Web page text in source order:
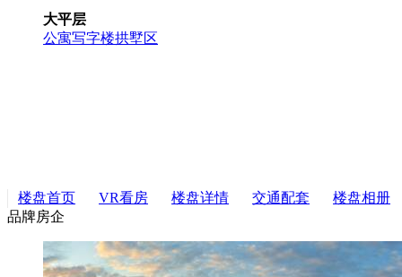
大平层
公寓写字楼拱墅区
楼盘首页 VR看房 楼盘详情 交通配套
楼盘相册
品牌房企